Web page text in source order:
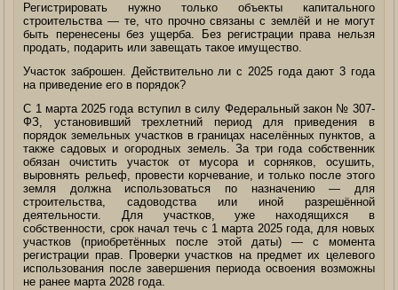
Регистрировать нужно только объекты капитального
строительства — те, что прочно связаны с землёй и не могут
быть перенесены без ущерба. Без регистрации права нельзя
продать, подарить или завещать такое имущество.
Участок заброшен. Действительно ли с 2025 года дают 3 года
на приведение его в порядок?
С 1 марта 2025 года вступил в силу Федеральный закон № 307-
ФЗ, установивший трехлетний период для приведения в
порядок земельных участков в границах населённых пунктов, а
также садовых и огородных земель. За три года собственник
обязан очистить участок от мусора и сорняков, осушить,
выровнять рельеф, провести корчевание, и только после этого
земля должна использоваться по назначению — для
строительства, садоводства или иной разрешённой
деятельности. Для участков, уже находящихся в
собственности, срок начал течь с 1 марта 2025 года, для новых
участков (приобретённых после этой даты) — с момента
регистрации прав. Проверки участков на предмет их целевого
использования после завершения периода освоения возможны
не ранее марта 2028 года.